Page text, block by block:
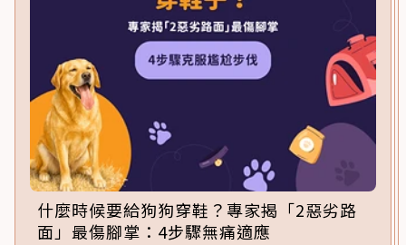
什麼時候要給狗狗穿鞋？專家揭「2惡劣路
面」最傷腳掌：4步驟無痛適應